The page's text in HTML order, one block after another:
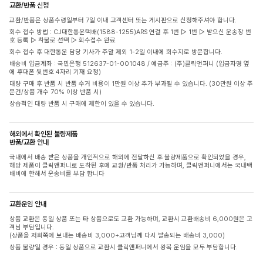
교환/반품 신청
교환/반품은 상품수령일부터 7일 이내 고객센터 또는 게시판으로 신청해주셔야 합니다.
회수 접수 방법 : CJ대한통운택배(1588-1255)ARS 연결 후 1번 ▷ 1번 ▷ 받으신 운송장 번
호 등록 ▷ 착불로 선택 ▷ 회수접수 완료
회수 접수 후 대한통운 담당 기사가 주말 제외 1-2일 이내에 회수지로 방문합니다.
배송비 입금계좌 : 국민은행 512637-01-001048 / 예금주 : (주)클릭앤퍼니 (입금자명 옆
에 휴대폰 뒷번호 4자리 기재 요청)
대량 구매 후 반품 시 반품 수거 비용이 1만원 이상 추가 부과될 수 있습니다. (30만원 이상 주
문건/상품 개수 70% 이상 반품 시)
상습적인 대량 반품 시 구매에 제한이 있을 수 있습니다.
해외에서 확인된 불량제품
반품/교환 안내
국내에서 배송 받은 상품을 개인적으로 해외에 전달하신 후 불량제품으로 확인되었을 경우,
해당 제품이 클릭앤퍼니로 도착된 후에 교환/반품 처리가 가능하며, 클릭앤퍼니에서는 국내택
배비에 한해서 운송비를 부담 합니다
교환운임 안내
상품 교환은 동일 상품 또는 타 상품으로도 교환 가능하며, 교환시 교환배송비 6,000원은 고
객님 부담입니다.
(상품을 저희쪽에 보내는 배송비 3,000+고객님께 다시 발송되는 배송비 3,000)
상품 불량일 경우 : 동일 상품으로 교환시 클릭앤퍼니에서 왕복 운임을 모두 부담합니다.